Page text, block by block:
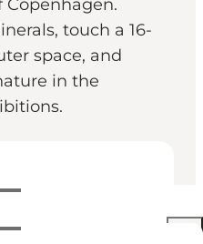
touch a 16-
space, and
in the